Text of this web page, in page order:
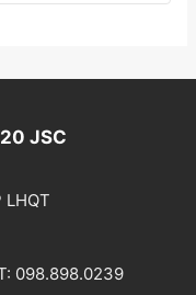
JSC
098.898.0239